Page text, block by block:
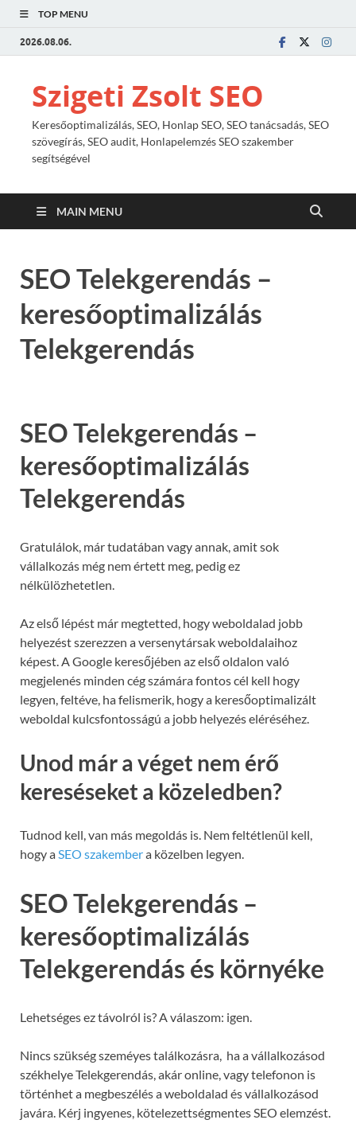
TOP MENU
2026.08.06.
Szigeti Zsolt SEO
Keresőoptimalizálás, SEO, Honlap SEO, SEO tanácsadás, SEO
szövegírás, SEO audit, Honlapelemzés SEO szakember
segítségével
MAIN MENU
SEO Telekgerendás –
keresőoptimalizálás
Telekgerendás
SEO Telekgerendás –
keresőoptimalizálás
Telekgerendás
Gratulálok, már tudatában vagy annak, amit sok
vállalkozás még nem értett meg, pedig ez
nélkülözhetetlen.
Az első lépést már megtetted, hogy weboldalad jobb
helyezést szerezzen a versenytársak weboldalaihoz
képest. A Google keresőjében az első oldalon való
megjelenés minden cég számára fontos cél kell hogy
legyen, feltéve, ha felismerik, hogy a keresőoptimalizált
weboldal kulcsfontosságú a jobb helyezés eléréséhez.
Unod már a véget nem érő
kereséseket a közeledben?
Tudnod kell, van más megoldás is. Nem feltétlenül kell,
hogy aSEO szakembera közelben legyen.
SEO Telekgerendás –
keresőoptimalizálás
Telekgerendás és környéke
Lehetséges ez távolról is? A válaszom: igen.
Nincs szükség szeméyes találkozásra, ha a vállalkozásod
székhelye Telekgerendás, akár online, vagy telefonon is
történhet a megbeszélés a weboldalad és vállalkozásod
javára. Kérj ingyenes, kötelezettségmentes SEO elemzést.